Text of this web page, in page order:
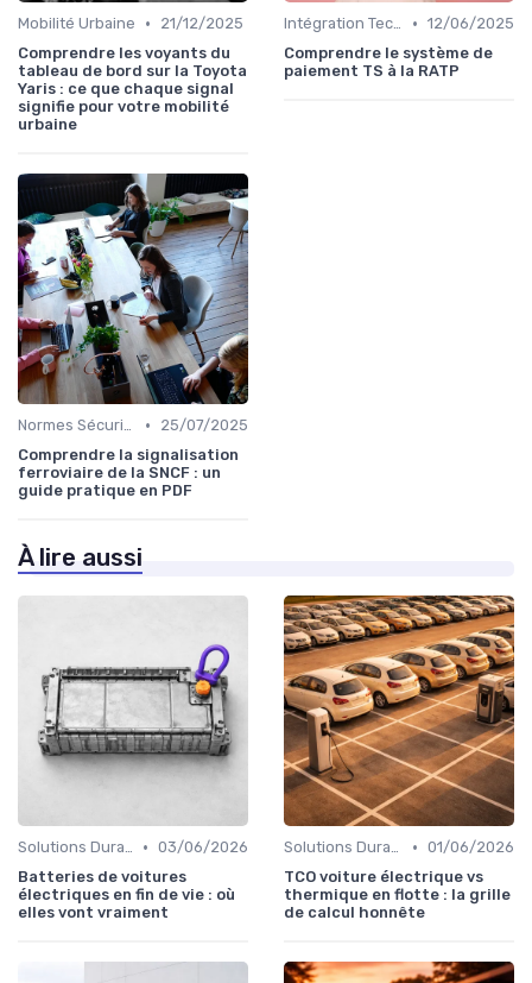
Mobilité Urbaine •
21/12/2025
Comprendre les voyants du
tableau de bord sur la Toyota
Yaris : ce que chaque signal
signifie pour votre mobilité
urbaine
Intégration Technologique • 12/06/2025
Comprendre le système de
paiement TS à la RATP
Normes Sécurité •
25/07/2025
Comprendre la signalisation
ferroviaire de la SNCF : un
guide pratique en PDF
À lire aussi
Solutions Durables • 03/06/2026
Batteries de voitures
électriques en fin de vie : où
elles vont vraiment
Solutions Durables • 01/06/2026
TCO voiture électrique vs
thermique en flotte : la grille
de calcul honnête